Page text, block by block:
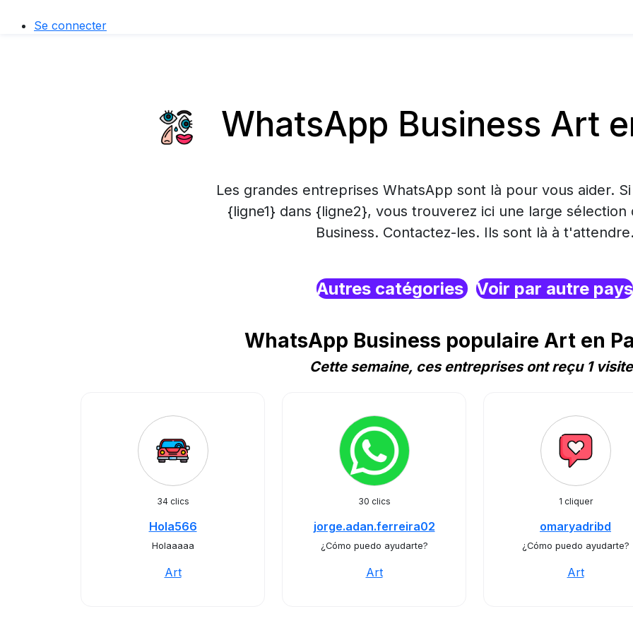
Se connecter
WhatsApp Business Art
Les grandes entreprises WhatsApp sont là pour vous aider.
{ligne1} dans {ligne2}, vous trouverez ici une large sélection
Business. Contactez-les. Ils sont là à t'attendre.
Autres catégories Voir par autre pays
WhatsApp Business populaire Art en
Cette semaine, ces entreprises ont reçu 1
34 clics
Hola566
Holaaaaa
Art
30 clics
jorge.adan.ferreira02
¿Cómo puedo ayudarte?
Art
1 cliquer
omaryadribd
¿Cómo puedo ayudarte?
Art